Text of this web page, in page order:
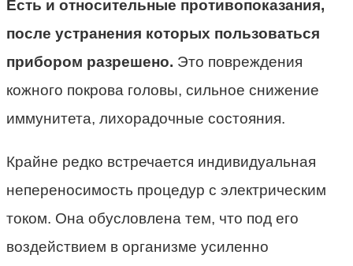
Есть и относительные противопоказания,
после устранения которых пользоваться
прибором разрешено. Это повреждения
кожного покрова головы, сильное снижение
иммунитета, лихорадочные состояния.
Крайне редко встречается индивидуальная
непереносимость процедур с электрическим
током. Она обусловлена тем, что под его
воздействием в организме усиленно